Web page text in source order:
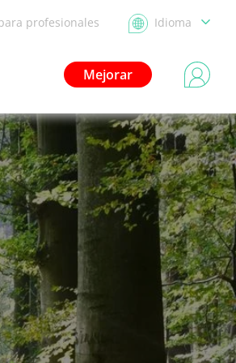
profesionales Idioma
Mejorar